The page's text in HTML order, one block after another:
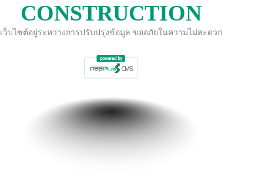
CONSTRUCTION
เว็บไซต์อยู่ระหว่างการปรับปรุงข้อมูล ขออภัยในความไม่สะดวก